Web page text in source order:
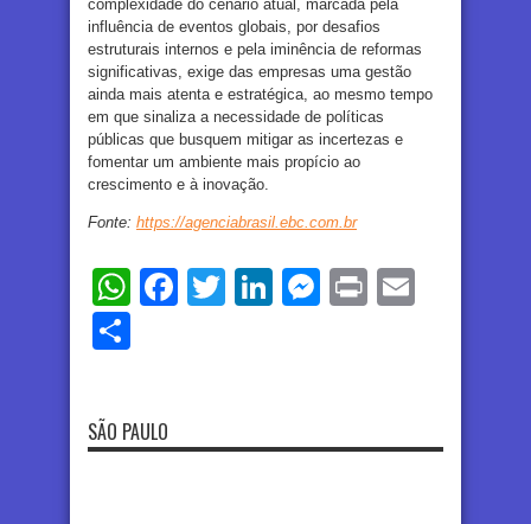
complexidade do cenário atual, marcada pela
influência de eventos globais, por desafios
estruturais internos e pela iminência de reformas
significativas, exige das empresas uma gestão
ainda mais atenta e estratégica, ao mesmo tempo
em que sinaliza a necessidade de políticas
públicas que busquem mitigar as incertezas e
fomentar um ambiente mais propício ao
crescimento e à inovação.
Fonte: https://agenciabrasil.ebc.com.br
WhatsApp
Facebook
TwitterLinkedIn
Messenger
Print
SÃO PAULO